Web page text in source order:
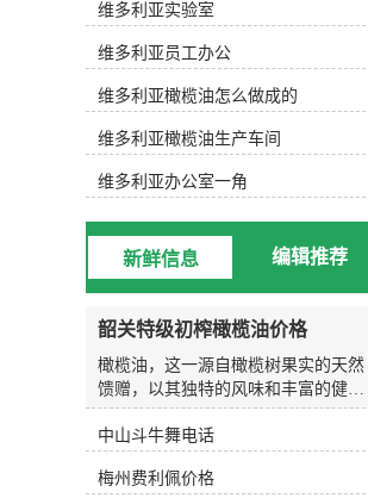
别、质量较高的橄榄油，是纯天然产
品。口味良好，有淡雅怡人的植物芬
芳，酸度不超过1%。优良初榨橄榄油
2%，味道纯正、芳香。普通初榨橄榄
油(Ordinary Virgin)：口味与风味尚
可，酸度不超过3.3%。精炼橄榄油是
指酸度超过3.3%的初榨橄榄油精炼后
所得到的橄榄油，或成为“二次油”。
精炼橄榄油可分为两个级别：普通橄
榄油(Olive Oil)：精炼橄榄油与一定
比例的初榨橄榄油混合，以调和味道
与颜色，其酸度在1.5%以下，呈透明
的淡金黄色。(橄榄果渣油)精炼橄榄
杂质油(Refined Olive-Pomace Oil)：是
通过溶解法从油渣中提取并经过精炼
而得到的橄榄油。 市面上三大类橄榄
油 产地油 (Regional Oil)：指选用的橄
榄果出自一个国家某一个特定的种植
用的橄榄果品种和具体种植地。一些
维多利亚实验室
维多利亚员工办公
维多利亚橄榄油怎么做成的
维多利亚橄榄油生产车间
维多利亚办公室一角
新鲜信息 编辑推荐
韶关特级初榨橄榄油价格
橄榄油，这一源自橄榄树果实的天然
馈赠，以其独特的风味和丰富的健康
益处，逐渐成为现代家庭厨房中**的
一部分。在韶关，越来越多的消费者
格，希望能在日常饮食中融入这一健
中山斗牛舞电话
梅州费利佩价格